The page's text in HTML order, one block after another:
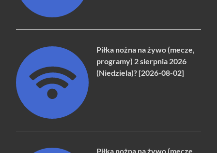
Piłka nożna na żywo (mecze,
programy) 2 sierpnia 2026
(Niedziela)? [2026-08-02]
Piłka nożna na żywo (mecze,